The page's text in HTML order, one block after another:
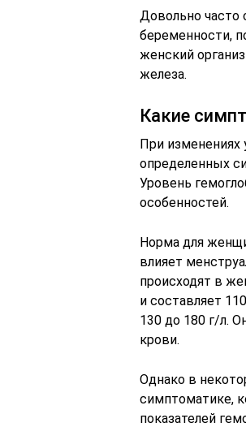
Довольно часто
беременности,
женский
железа.
Какие
При изменениях
определенных
Уровень
особенностей.
Норма для
влияет
происходят в
и составляет
130 до 180 г/л.
крови.
Однако в
симптоматике,
показателей